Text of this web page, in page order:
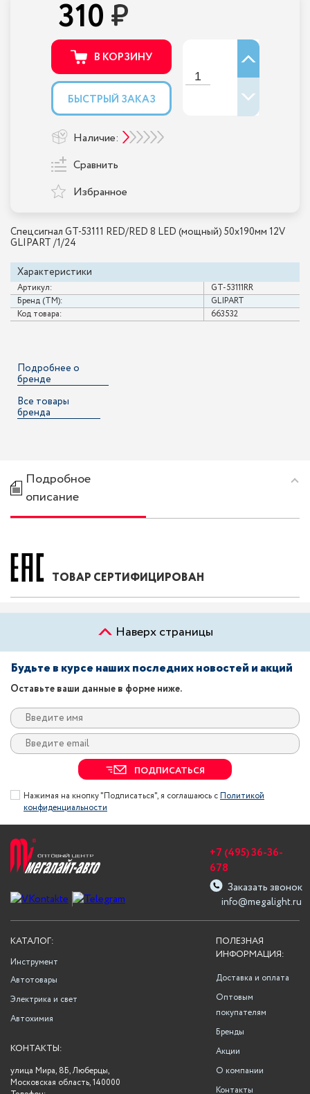
Спецсигнал GT-53111 RED/RED 8 LED (мощный) 50x190мм 12V
GLIPART /1/24
Характеристики
Артикул:
GT-53111RR
Бренд (ТМ):
GLIPART
Код товара:
663532
310
В КОРЗИНУ
БЫСТРЫЙ ЗАКАЗ
Наличие:
Сравнить
Избранное
Подробнее о
бренде
Все товары
бренда
Подробное
описание
ТОВАР СЕРТИФИЦИРОВАН
Наверх страницы
Будьте в курсе наших последних новостей и акций
Оставьте ваши данные в форме ниже.
ПОДПИСАТЬСЯ
Нажимая на кнопку "Подписаться", я соглашаюсь сПолитикой
конфиденциальности
info@megalight.ru
+7 (495) 36-36-
678
Заказать звонок
ПОЛЕЗНАЯ
ИНФОРМАЦИЯ:
Доставка и оплата
Оптовым
покупателям
Бренды
Акции
О компании
Контакты
КАТАЛОГ:
Инструмент
Автотовары
Электрика и свет
Автохимия
КОНТАКТЫ:
улица Мира, 8Б, Люберцы,
Московская область, 140000